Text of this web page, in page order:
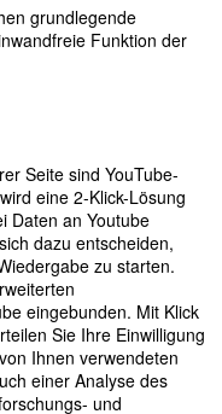
grundlegende
Funktion der
Seite sind YouTube-
eine 2-Klick-Lösung
Daten an Youtube
dazu entscheiden,
zu starten.
eingebunden. Mit Klick
Sie Ihre Einwilligung
Ihnen verwendeten
einer Analyse des
und